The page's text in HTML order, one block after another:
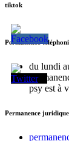
tiktok
Permanence
du lundi
psy est à
Permanence juridique